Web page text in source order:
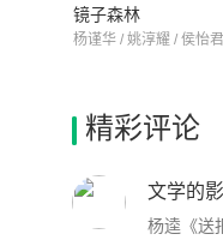
镜子森林
杨谨华 / 姚淳耀 / 侯怡君
精彩评论
文学的
杨逵《送